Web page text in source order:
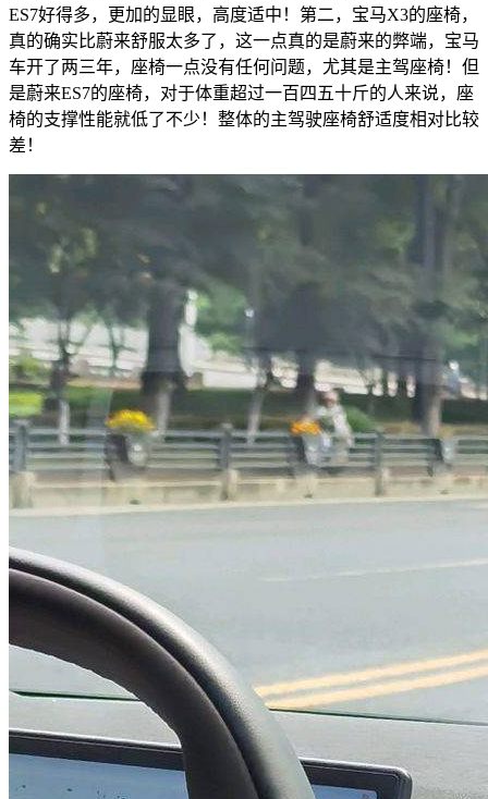
ES7好得多，更加的显眼，高度适中！第二，宝马X3的座椅，
真的确实比蔚来舒服太多了，这一点真的是蔚来的弊端，宝马
车开了两三年，座椅一点没有任何问题，尤其是主驾座椅！但
是蔚来ES7的座椅，对于体重超过一百四五十斤的人来说，座
椅的支撑性能就低了不少！整体的主驾驶座椅舒适度相对比较
差！